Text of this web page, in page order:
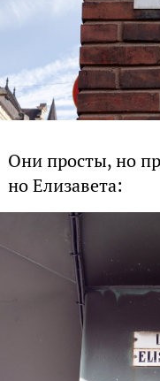
Они просты, но
но Елизавета: